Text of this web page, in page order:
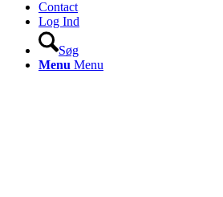
Contact
Log Ind
Søg
Menu Menu